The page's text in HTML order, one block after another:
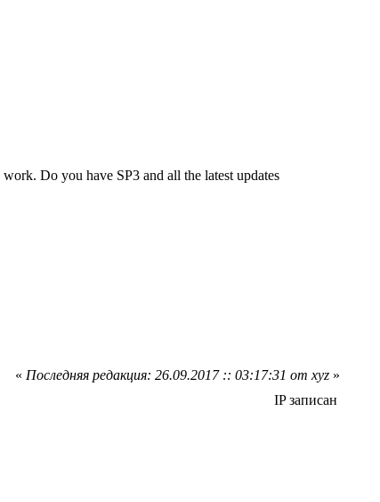
Do you have SP3 and all the latest updates
« Последняя редакция: 26.09.2017 :: 03:17:31 от xyz »
IP записан